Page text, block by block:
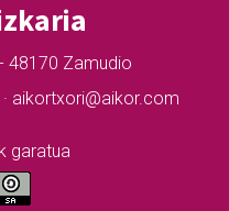
48170 Zamudio
aikortxori@aikor.com
garatua